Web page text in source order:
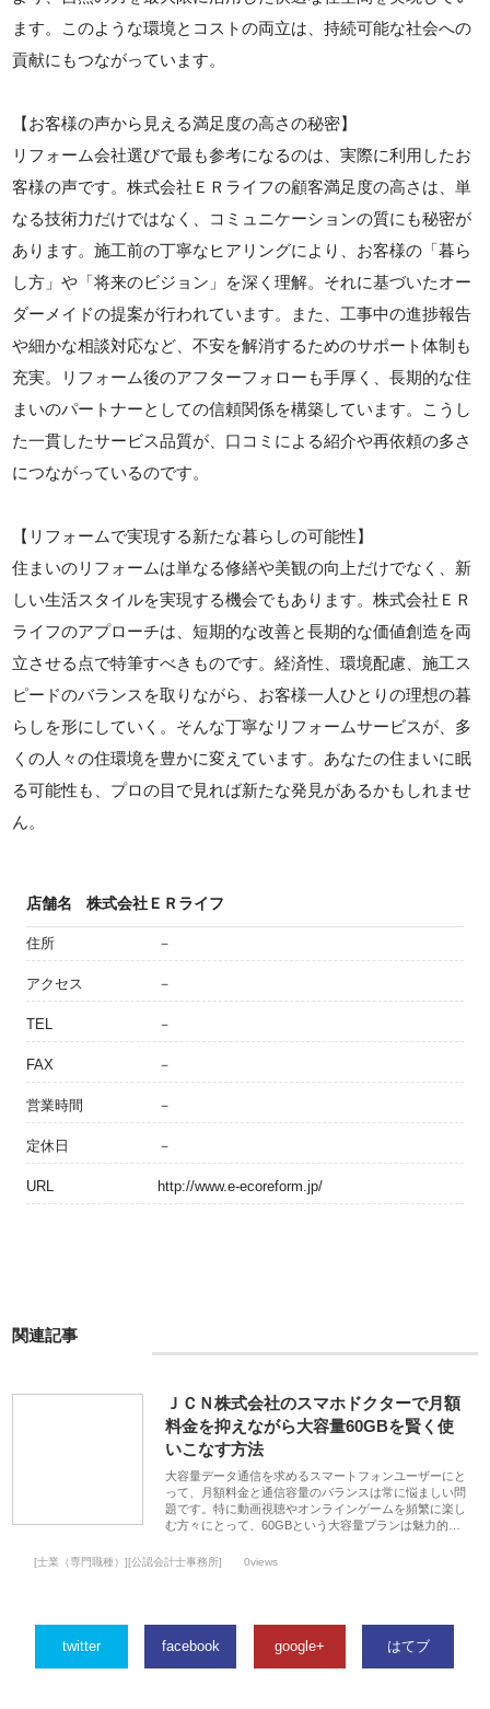
ます。このような環境とコストの両立は、持続可能な社会への
貢献にもつながっています。
【お客様の声から見える満足度の高さの秘密】
リフォーム会社選びで最も参考になるのは、実際に利用したお
客様の声です。株式会社ＥＲライフの顧客満足度の高さは、単
なる技術力だけではなく、コミュニケーションの質にも秘密が
あります。施工前の丁寧なヒアリングにより、お客様の「暮ら
し方」や「将来のビジョン」を深く理解。それに基づいたオー
ダーメイドの提案が行われています。また、工事中の進捗報告
や細かな相談対応など、不安を解消するためのサポート体制も
充実。リフォーム後のアフターフォローも手厚く、長期的な住
まいのパートナーとしての信頼関係を構築しています。こうし
た一貫したサービス品質が、口コミによる紹介や再依頼の多さ
につながっているのです。
【リフォームで実現する新たな暮らしの可能性】
住まいのリフォームは単なる修繕や美観の向上だけでなく、新
しい生活スタイルを実現する機会でもあります。株式会社ＥＲ
ライフのアプローチは、短期的な改善と長期的な価値創造を両
立させる点で特筆すべきものです。経済性、環境配慮、施工ス
ピードのバランスを取りながら、お客様一人ひとりの理想の暮
らしを形にしていく。そんな丁寧なリフォームサービスが、多
くの人々の住環境を豊かに変えています。あなたの住まいに眠
る可能性も、プロの目で見れば新たな発見があるかもしれませ
ん。
店舗名 株式会社ＥＲライフ
住所 －
アクセス －
TEL －
FAX －
営業時間 －
定休日 －
URL http://www.e-ecoreform.jp/
関連記事
ＪＣＮ株式会社のスマホドクターで月額
料金を抑えながら大容量60GBを賢く使
いこなす方法
大容量データ通信を求めるスマートフォンユーザーにと
って、月額料金と通信容量のバランスは常に悩ましい問
題です。特に動画視聴やオンラインゲームを頻繁に楽し
む方々にとって、60GBという大容量プランは魅力的…
[士業（専門職種）][公認会計士事務所] 0views
twitter facebook google+ はてブ